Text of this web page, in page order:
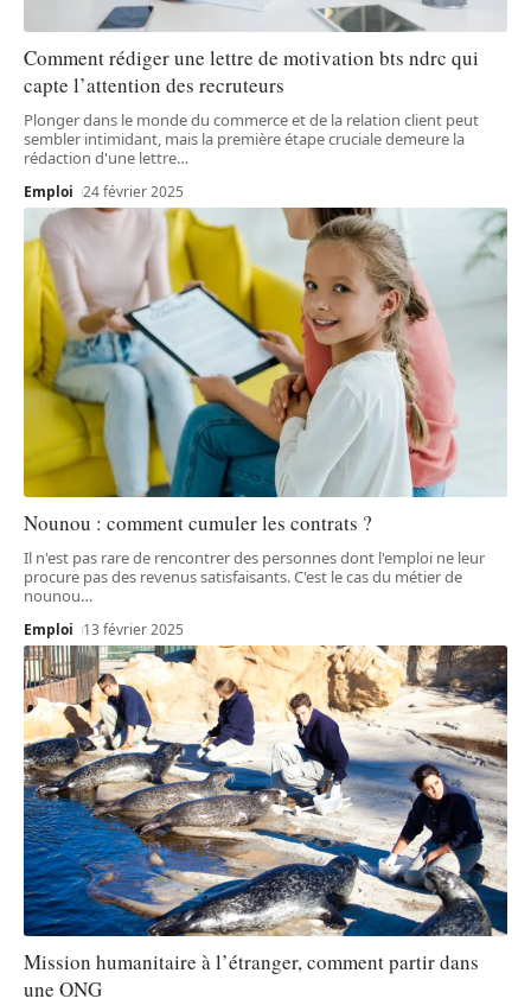
Comment rédiger une lettre de motivation bts ndrc qui
capte l’attention des recruteurs
Plonger dans le monde du commerce et de la relation client peut
sembler intimidant, mais la première étape cruciale demeure la
rédaction d'une lettre…
Emploi 24 février 2025
Nounou : comment cumuler les contrats ?
Il n'est pas rare de rencontrer des personnes dont l'emploi ne leur
procure pas des revenus satisfaisants. C'est le cas du métier de
nounou…
Emploi 13 février 2025
Mission humanitaire à l’étranger, comment partir dans
une ONG